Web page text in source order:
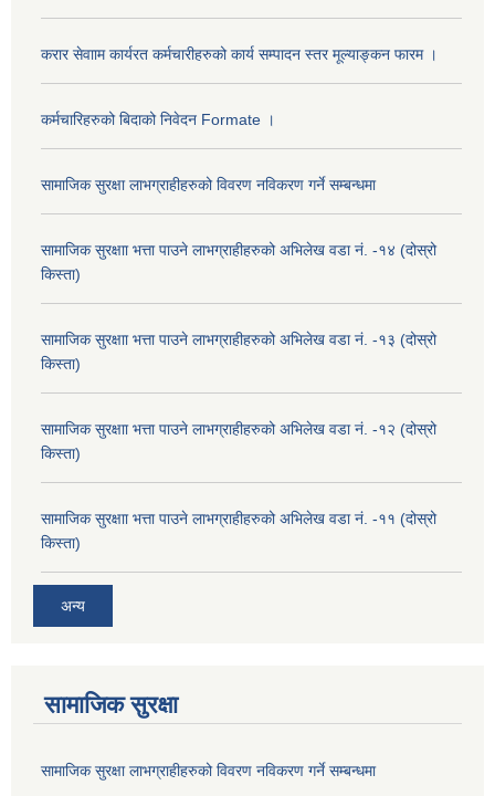
करार सेवााम कार्यरत कर्मचारीहरुको कार्य सम्पादन स्तर मूल्याङ्कन फारम ।
कर्मचारिहरुको बिदाको निवेदन Formate ।
सामाजिक सुरक्षा लाभग्राहीहरुको विवरण नविकरण गर्ने सम्बन्धमा
सामाजिक सुरक्षाा भत्ता पाउने लाभग्राहीहरुको अभिलेख वडा नं. -१४ (दोस्रो
किस्ता)
सामाजिक सुरक्षाा भत्ता पाउने लाभग्राहीहरुको अभिलेख वडा नं. -१३ (दोस्रो
किस्ता)
सामाजिक सुरक्षाा भत्ता पाउने लाभग्राहीहरुको अभिलेख वडा नं. -१२ (दोस्रो
किस्ता)
सामाजिक सुरक्षाा भत्ता पाउने लाभग्राहीहरुको अभिलेख वडा नं. -११ (दोस्रो
किस्ता)
अन्य
सामाजिक सुरक्षा
सामाजिक सुरक्षा लाभग्राहीहरुको विवरण नविकरण गर्ने सम्बन्धमा